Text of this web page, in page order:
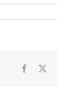
Facebook